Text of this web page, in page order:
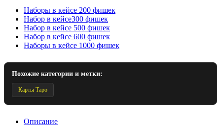
Наборы в кейсе 200 фишек
Набор в кейсе300 фишек
Набор в кейсе 500 фишек
Набор в кейсе 600 фишек
Наборы в кейсе 1000 фишек
Похожие категории и метки:
Карты Таро
Описание